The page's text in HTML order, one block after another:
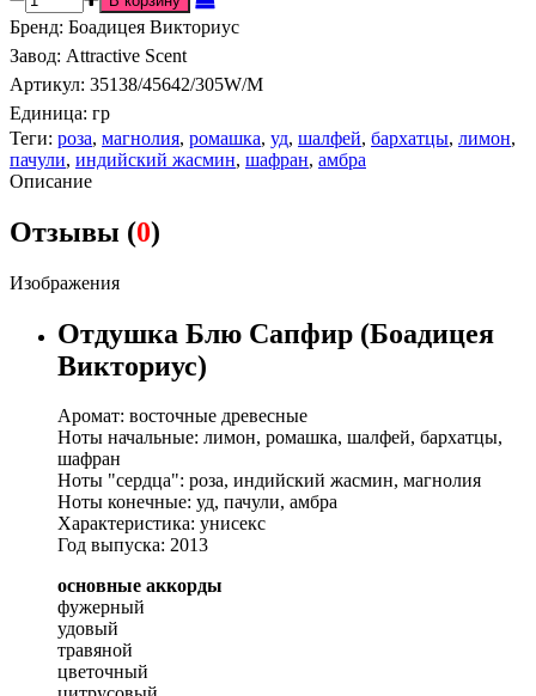
Бренд: Боадицея Викториус
Завод: Attractive Scent
Артикул: 35138/45642/305W/M
Единица: гр
Теги: роза, магнолия, ромашка, уд, шалфей, бархатцы, лимон,
пачули, индийский жасмин, шафран, амбра
Описание
Отзывы (0)
Изображения
Отдушка Блю Сапфир (Боадицея
Викториус)
Аромат: восточные древесные
Ноты начальные: лимон, ромашка, шалфей, бархатцы,
шафран
Ноты "сердца": роза, индийский жасмин, магнолия
Ноты конечные: уд, пачули, амбра
Характеристика: унисекс
Год выпуска: 2013
основные аккорды
фужерный
удовый
травяной
цветочный